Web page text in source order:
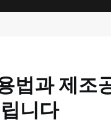
법과 제조
니다